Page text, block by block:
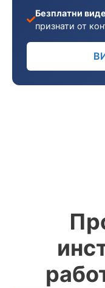
Безплатни
признати от